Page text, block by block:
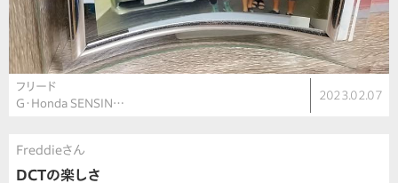
フリード
G・Honda SENSIN…
2023.02.07
Freddieさん
DCTの楽しさ